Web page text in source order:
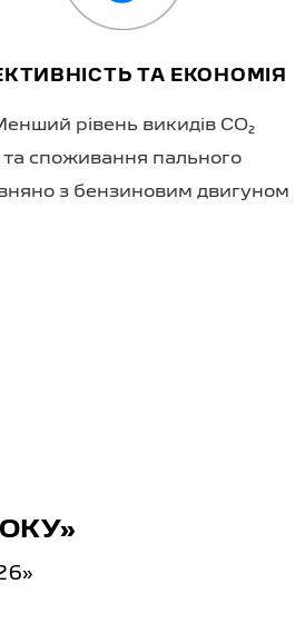
ТА ЕКОНОМІЯ
рівень викидів CO₂
та споживання пального
з бензиновим двигуном